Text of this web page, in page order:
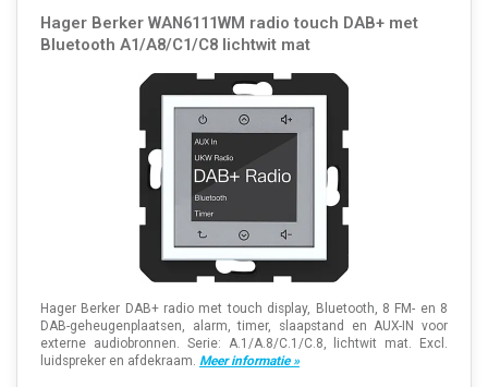
Hager Berker WAN6111WM radio touch DAB+ met
Bluetooth A1/A8/C1/C8 lichtwit mat
Hager Berker DAB+ radio met touch display, Bluetooth, 8 FM- en 8
DAB-geheugenplaatsen, alarm, timer, slaapstand en AUX-IN voor
externe audiobronnen. Serie: A.1/A.8/C.1/C.8, lichtwit mat. Excl.
luidspreker en afdekraam. Meer informatie »